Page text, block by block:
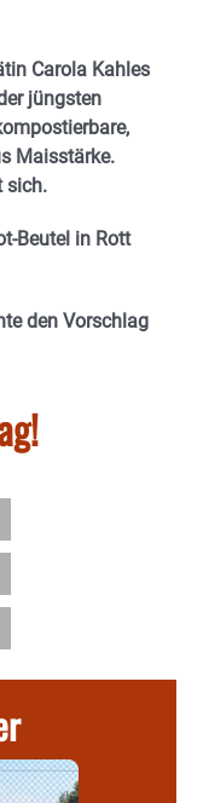
Carola Kahles
jüngsten
Maisstärke.
sich.
Beutel in Rott
den Vorschlag